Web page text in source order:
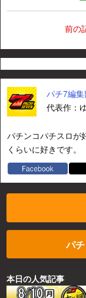
前の
パチ7編集
代表作：
パチンコパチスロが
くらいに好きです。
パ
本日の人気記事